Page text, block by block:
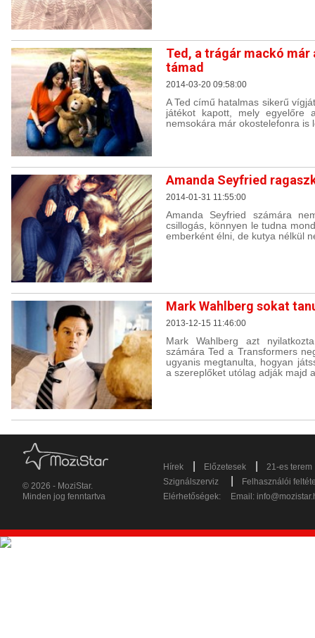
Ted, a trágár mackó már
támad
2014-03-20 09:58:00
A Ted című hatalmas sikerű
játékot kapott, mely egyelőre
nemsokára már okostelefonra is
Amanda Seyfried
2014-01-31 11:55:00
Amanda Seyfried számára
csillogás, könnyen le tudna
emberként élni, de kutya nélkül
Mark Wahlberg sokat
2013-12-15 11:46:00
Mark Wahlberg azt
számára Ted a Transformers
ugyanis megtanulta, hogyan
a szereplőket utólag adják majd
© 2026 - MoziStar.
Minden jog fenntartva
Hírek Előzetesek
21-es terem
Szignálszerviz
Felhasználói
Elérhetőségek:
Email: